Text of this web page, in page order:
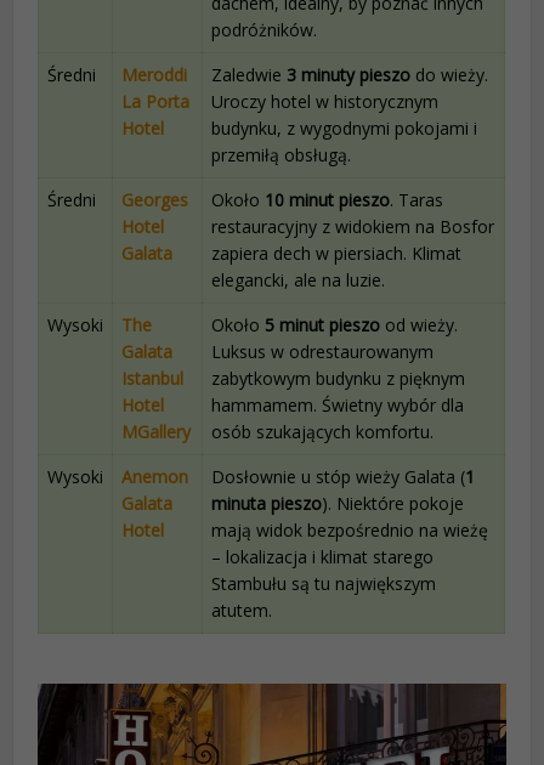
podróżników.
Średni
Meroddi
La Porta
Hotel
Zaledwie 3 minuty pieszo do wieży.
Uroczy hotel w historycznym
budynku, z wygodnymi pokojami i
przemiłą obsługą.
Średni
Georges
Hotel
Galata
Około 10 minut pieszo. Taras
restauracyjny z widokiem na Bosfor
zapiera dech w piersiach. Klimat
elegancki, ale na luzie.
Wysoki
The
Galata
Istanbul
Hotel
MGallery
Około 5 minut pieszo od wieży.
Luksus w odrestaurowanym
zabytkowym budynku z pięknym
hammamem. Świetny wybór dla
osób szukających komfortu.
Wysoki
Anemon
Galata
Hotel
Dosłownie u stóp wieży Galata (1
minuta pieszo). Niektóre pokoje
mają widok bezpośrednio na wieżę
– lokalizacja i klimat starego
Stambułu są tu największym
atutem.